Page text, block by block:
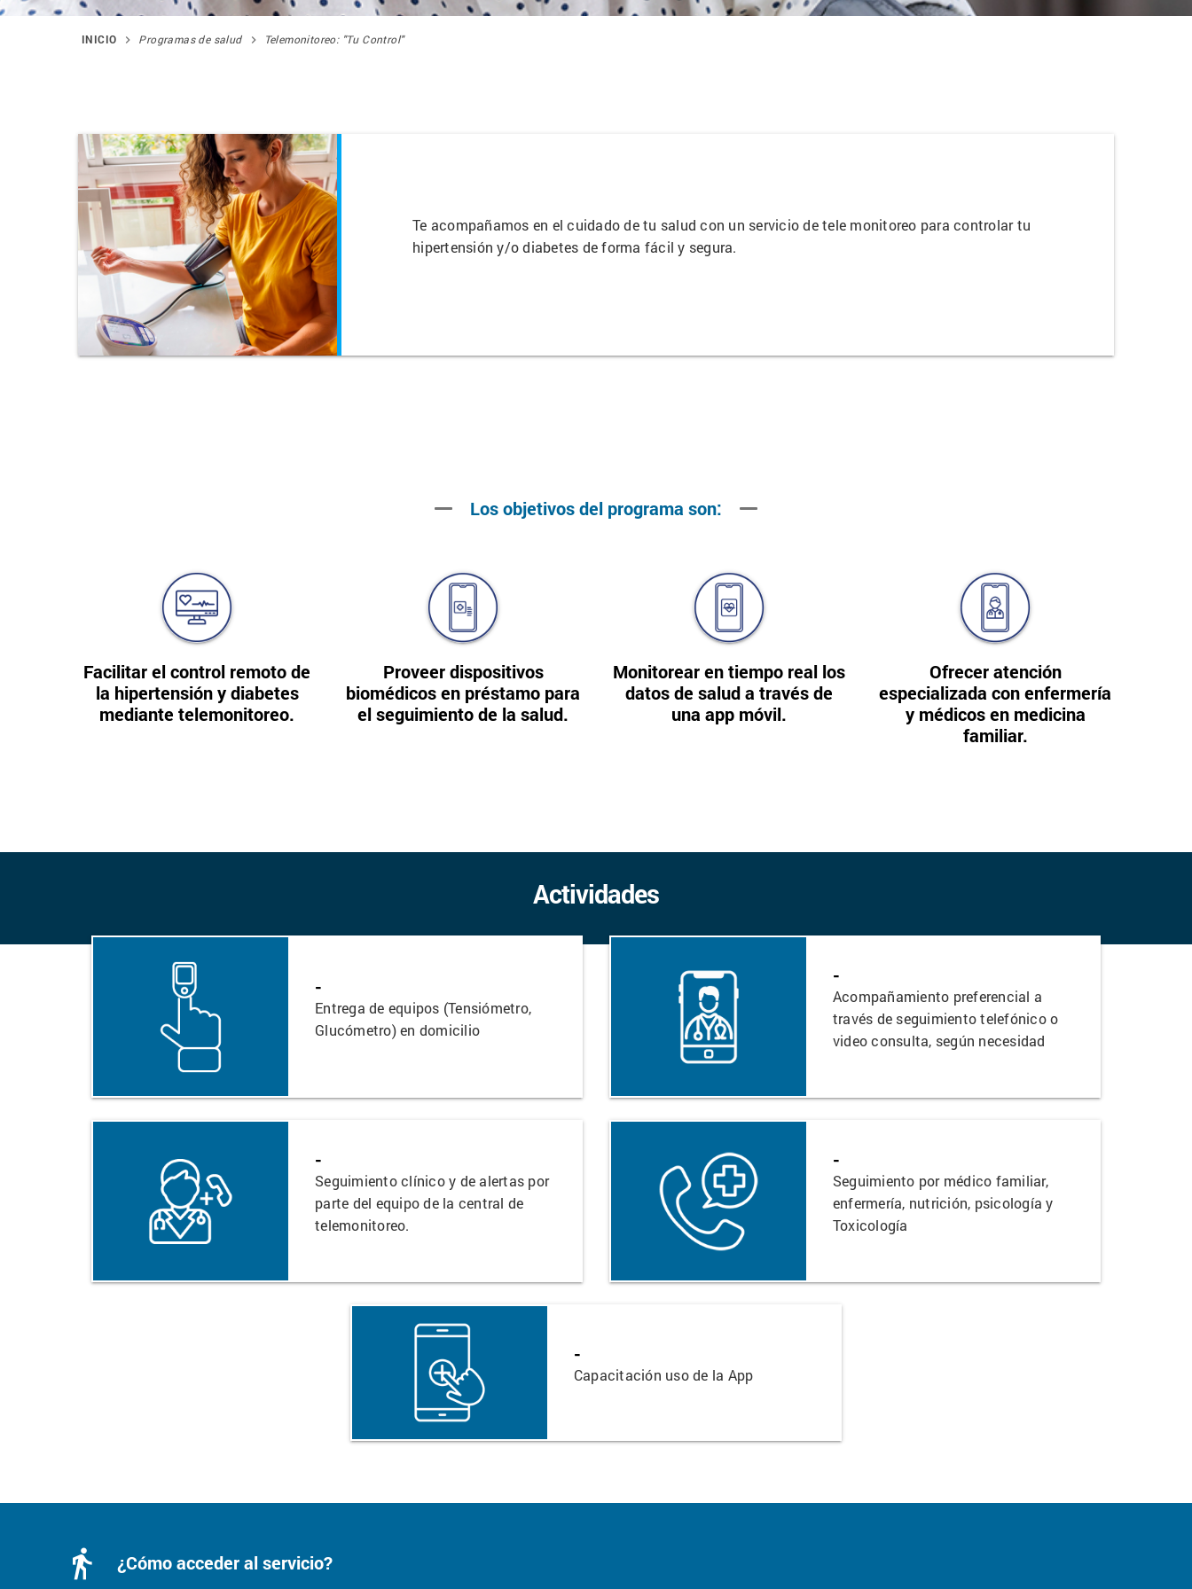
INICIO Programas de salud Telemonitoreo: "Tu Control"
Te acompañamos en el cuidado de tu salud con un servicio de tele monitoreo para controlar tu
hipertensión y/o diabetes de forma fácil y segura.
Los objetivos del programa son:
Facilitar el control remoto de
la hipertensión y diabetes
mediante telemonitoreo.
Proveer dispositivos
biomédicos en préstamo para
el seguimiento de la salud.
Monitorear en tiempo real los
datos de salud a través de
una app móvil.
Ofrecer atención
especializada con enfermería
y médicos en medicina
familiar.
Actividades
-
Entrega de equipos (Tensiómetro,
Glucómetro) en domicilio
-
Acompañamiento preferencial a
través de seguimiento telefónico o
video consulta, según necesidad
-
Seguimiento clínico y de alertas por
parte del equipo de la central de
telemonitoreo.
-
Seguimiento por médico familiar,
enfermería, nutrición, psicología y
Toxicología
-
Capacitación uso de la App
directions_walk ¿Cómo acceder al servicio?